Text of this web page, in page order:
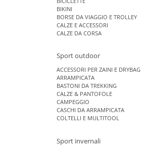
BIKINI
BORSE DA VIAGGIO E TROLLEY
CALZE E ACCESSORI
CALZE DA CORSA
Sport outdoor
ACCESSORI PER ZAINI E DRYBAG
ARRAMPICATA
BASTONI DA TREKKING
CALZE & PANTOFOLE
CAMPEGGIO
CASCHI DA ARRAMPICATA
COLTELLI E MULTITOOL
Sport invernali